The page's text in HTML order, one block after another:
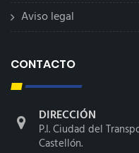
Aviso legal
CONTACTO
DIRECCIÓN
P.I. Ciudad del
Castellón.